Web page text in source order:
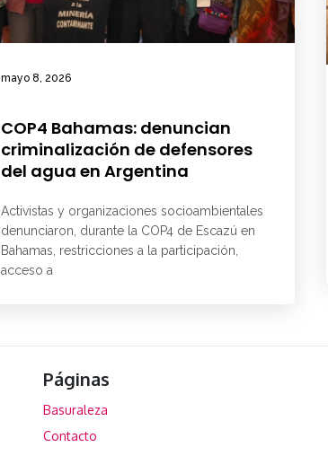
mayo 8, 2026
COP4 Bahamas: denuncian
criminalización de defensores
del agua en Argentina
Activistas y organizaciones socioambientales
denunciaron, durante la COP4 de Escazú en
Bahamas, restricciones a la participación,
acceso a
Páginas
Basuraleza
Contacto